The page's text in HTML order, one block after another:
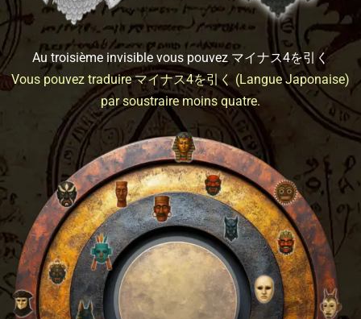
Au troisième invisible vous pouvez マイナス4を引く
Vous pouvez traduire マイナス4を引く (Langue Japonaise)
par soustraire moins quatre.